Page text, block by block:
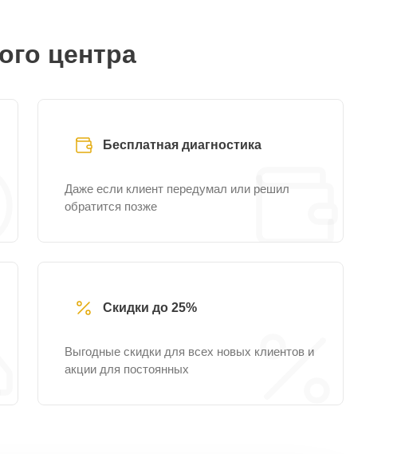
центра
Бесплатная диагностика
Даже если клиент передумал или решил
обратится позже
Скидки до 25%
Выгодные скидки для всех новых клиентов и
акции для постоянных